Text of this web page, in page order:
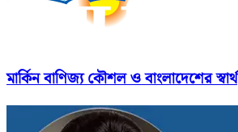
মার্কিন বাণিজ্য কৌশল ও বাংলাদেশের স্বার্থ